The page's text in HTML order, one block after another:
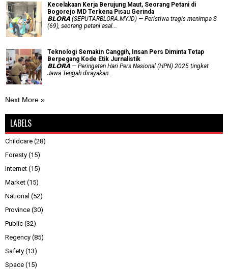
Kecelakaan Kerja Berujung Maut, Seorang Petani di
Bogorejo MD Terkena Pisau Gerinda
𝗕𝗟𝗢𝗥𝗔 (SEPUTARBLORA.MY.ID) — Peristiwa tragis menimpa S
(69), seorang petani asal...
Teknologi Semakin Canggih, Insan Pers Diminta Tetap
Berpegang Kode Etik Jurnalistik
𝗕𝗟𝗢𝗥𝗔 — Peringatan Hari Pers Nasional (HPN) 2025 tingkat
Jawa Tengah dirayakan...
Next More »
LABELS
Childcare (28)
Foresty (15)
Internet (15)
Market (15)
National (52)
Province (30)
Public (32)
Regency (85)
Safety (13)
Space (15)